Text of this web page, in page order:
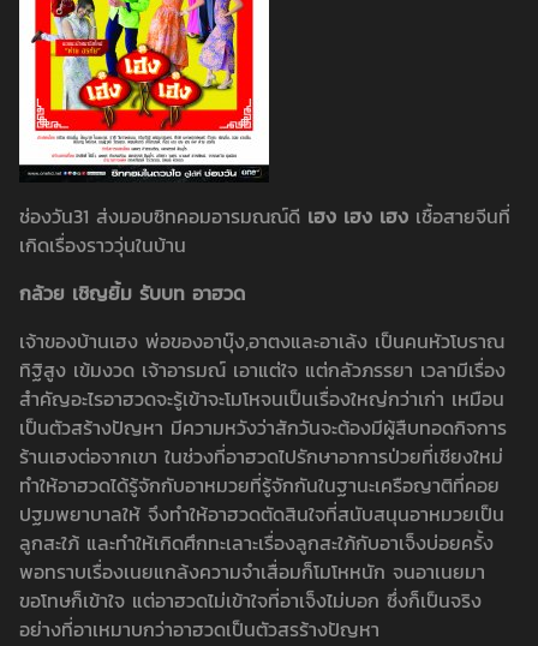
ช่องวัน31 ส่งมอบซิทคอมอารมณณ์ดี เฮง เฮง เฮง เชื้อสายจีนที่
เกิดเรื่องราววุ่นในบ้าน
กล้วย เชิญยิ้ม รับบท อาฮวด
เจ้าของบ้านเฮง พ่อของอาบุ๊ง,อาตงและอาเล้ง เป็นคนหัวโบราณ
ทิฐิสูง เข้มงวด เจ้าอารมณ์ เอาแต่ใจ แต่กลัวภรรยา เวลามีเรื่อง
สำคัญอะไรอาฮวดจะรู้เข้าจะโมโหจนเป็นเรื่องใหญ่กว่าเก่า เหมือน
เป็นตัวสร้างปัญหา มีความหวังว่าสักวันจะต้องมีผู้สืบทอดกิจการ
ร้านเฮงต่อจากเขา ในช่วงที่อาฮวดไปรักษาอาการป่วยที่เชียงใหม่
ทำให้อาฮวดได้รู้จักกับอาหมวยที่รู้จักกันในฐานะเครือญาติที่คอย
ปฐมพยาบาลให้ จึงทำให้อาฮวดตัดสินใจที่สนับสนุนอาหมวยเป็น
ลูกสะใภ้ และทำให้เกิดศึกทะเลาะเรื่องลูกสะใภ้กับอาเจ็งบ่อยครั้ง
พอทราบเรื่องเนยแกล้งความจำเสื่อมก็โมโหหนัก จนอาเนยมา
ขอโทษก็เข้าใจ แต่อาฮวดไม่เข้าใจที่อาเจ็งไม่บอก ซึ่งก็เป็นจริง
อย่างที่อาเหมาบกว่าอาฮวดเป็นตัวสรร้างปัญหา